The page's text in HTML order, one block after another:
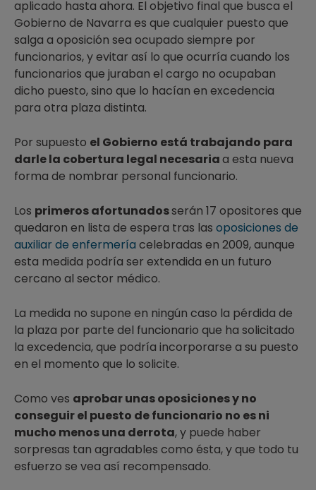
aplicado hasta ahora. El objetivo final que busca el
Gobierno de Navarra es que cualquier puesto que
salga a oposición sea ocupado siempre por
funcionarios, y evitar así lo que ocurría cuando los
funcionarios que juraban el cargo no ocupaban
dicho puesto, sino que lo hacían en excedencia
para otra plaza distinta.
Por supuesto el Gobierno está trabajando para
darle la cobertura legal necesariaa esta nueva
forma de nombrar personal funcionario.
Los primeros afortunadosserán 17 opositores que
quedaron en lista de espera tras las oposiciones de
auxiliar de enfermería celebradas en 2009, aunque
esta medida podría ser extendida en un futuro
cercano al sector médico.
La medida no supone en ningún caso la pérdida de
la plaza por parte del funcionario que ha solicitado
la excedencia, que podría incorporarse a su puesto
en el momento que lo solicite.
Como ves aprobar unas oposiciones y no
conseguir el puesto de funcionario no es ni
mucho menos una derrota, y puede haber
sorpresas tan agradables como ésta, y que todo tu
esfuerzo se vea así recompensado.